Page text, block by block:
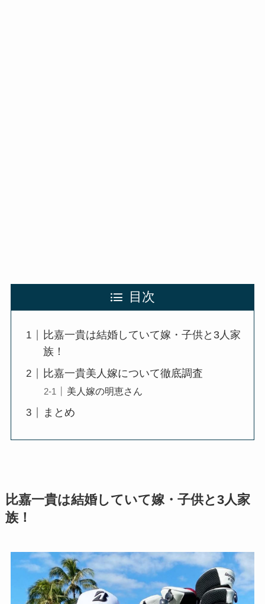
目次
比嘉一貴は結婚していて嫁・子供と3人家
族！
比嘉一貴美人嫁について徹底調査
美人嫁の明恵さん
まとめ
比嘉一貴は結婚していて嫁・子供と3人家
族！